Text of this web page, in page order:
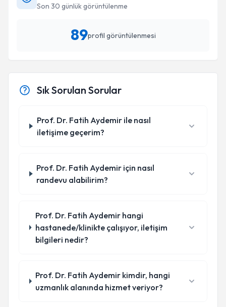
Son 30 günlük görüntülenme
89profil görüntülenmesi
Sık Sorulan Sorular
Prof. Dr. Fatih Aydemir ile nasıl
iletişime geçerim?
Prof. Dr. Fatih Aydemir için nasıl
randevu alabilirim?
Prof. Dr. Fatih Aydemir hangi
hastanede/klinikte çalışıyor, iletişim
bilgileri nedir?
Prof. Dr. Fatih Aydemir kimdir, hangi
uzmanlık alanında hizmet veriyor?